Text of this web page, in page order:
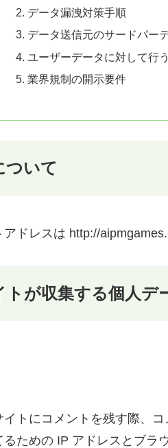
データ漏洩対策手順
データ送信元のサードパー
ユーザーデータに対して行
業界規制の開示要件
ついて
ドレスは http://
トが収集する個人デ
トにコメントを残す際、
るための IP アドレスとブラ